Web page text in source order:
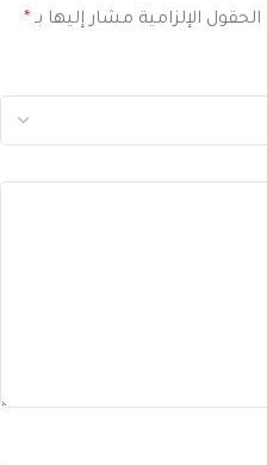
الحقول الإلزامية مشار إليها بـ *